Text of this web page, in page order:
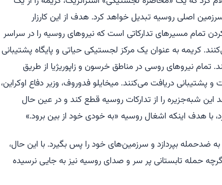
اصلی روسیه تبدیل خواهد کرد. هدف از این کارزار
تمام مسیرهای تدارکاتی است که نیروهای روسیه را در سراسر
کریمه به عنوان یک مرکز لجستیکی حیاتی و پایگاه پشتیبانی
نیروهای روسی در مناطق خرسون و زاپوریژیا از طریق
و پشتیبانی دریافت می‌کنند. میخایلو فدوروف، وزیر دفاع اوکراین،
این شبه‌جزیره را از تدارکات روسیه قطع کند و در عین حال
با هدف اینکه اشغال روسیه «به خودی خود از بین برود.»
به ضدحمله بپردازد و سرزمین‌های خود را پس بگیرد. با این حال،
حمله تابستانی پر سر و صدای روسیه نیز به جایی نرسیده